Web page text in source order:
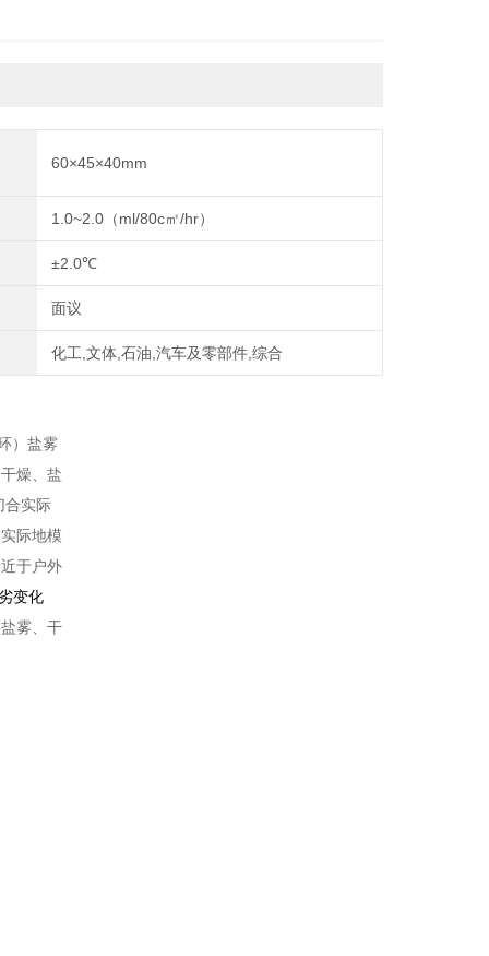
60×45×40mm
1.0~2.0（ml/80c㎡/hr）
±2.0℃
面议
化工,文体,石油,汽车及零部件,综合
）盐雾
燥、盐
合实际
际地模
于户外
变化
雾、干